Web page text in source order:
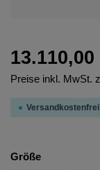
13.110,00
Preise inkl. MwSt.
Versandkostenfrei
Größe